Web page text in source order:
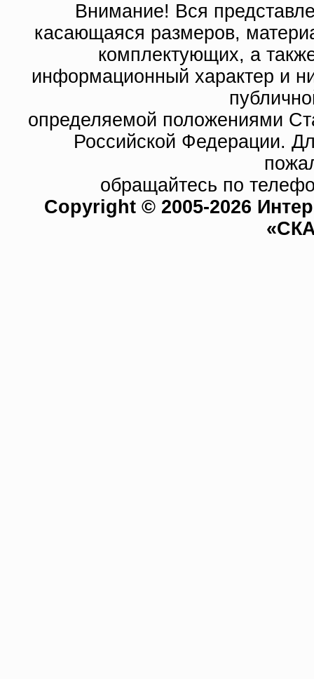
Внимание! Вся
касающаяся размеров,
комплектующих, а
информационный характер и
определяемой положениями
Российской Федерации.
обращайтесь по
Copyright © 2005-2026